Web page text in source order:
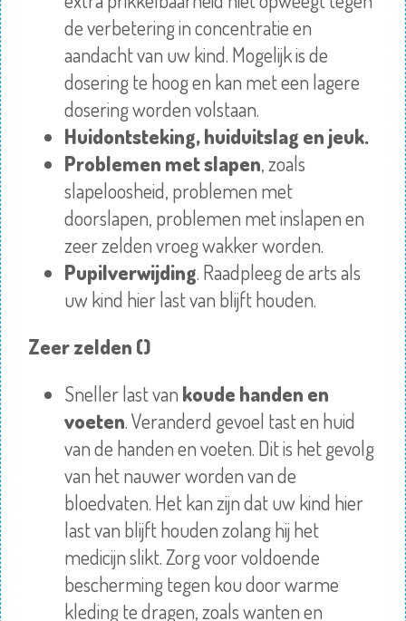
de verbetering in concentratie en
aandacht van uw kind. Mogelijk is de
dosering te hoog en kan met een lagere
dosering worden volstaan.
Huidontsteking, huiduitslag en jeuk.
Problemen met slapen, zoals
slapeloosheid, problemen met
doorslapen, problemen met inslapen en
zeer zelden vroeg wakker worden.
Pupilverwijding. Raadpleeg de arts als
uw kind hier last van blijft houden.
Zeer zelden ()
Sneller last van koude handen en
voeten. Veranderd gevoel tast en huid
van de handen en voeten. Dit is het gevolg
van het nauwer worden van de
bloedvaten. Het kan zijn dat uw kind hier
last van blijft houden zolang hij het
medicijn slikt. Zorg voor voldoende
bescherming tegen kou door warme
kleding te dragen, zoals wanten en